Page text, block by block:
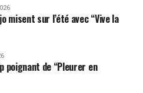
misent sur l’été avec “Vive la
poignant de “Pleurer en